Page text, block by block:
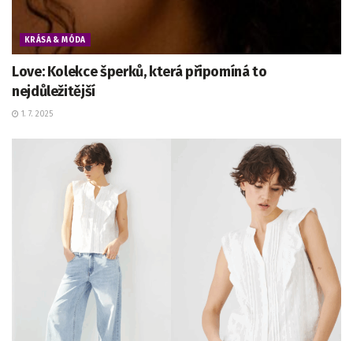
KRÁSA & MÓDA
Love: Kolekce šperků, která připomíná to
nejdůležitější
1. 7. 2025